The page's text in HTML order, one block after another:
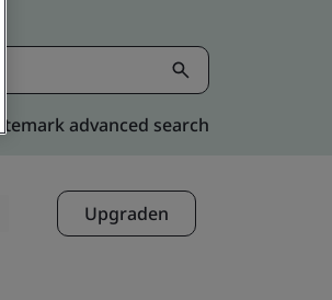
Kitemark advanced search
Upgraden